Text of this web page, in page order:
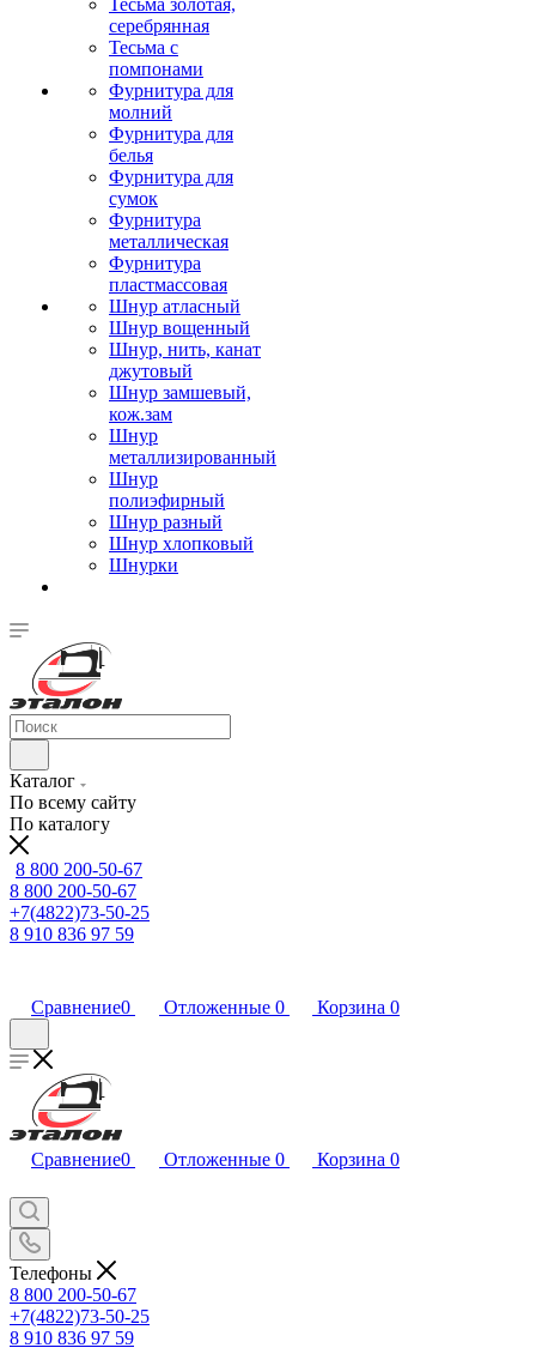
Тесьма золотая,
серебрянная
Тесьма с
помпонами
Фурнитура для
молний
Фурнитура для
белья
Фурнитура для
сумок
Фурнитура
металлическая
Фурнитура
пластмассовая
Шнур атласный
Шнур вощенный
Шнур, нить, канат
джутовый
Шнур замшевый,
кож.зам
Шнур
металлизированный
Шнур
полиэфирный
Шнур разный
Шнур хлопковый
Шнурки
Каталог
По всему сайту
По каталогу
8 800 200-50-67
8 800 200-50-67
+7(4822)73-50-25
8 910 836 97 59
Сравнение0 Отложенные 0 Корзина 0
Сравнение0 Отложенные 0 Корзина 0
Телефоны
8 800 200-50-67
+7(4822)73-50-25
8 910 836 97 59